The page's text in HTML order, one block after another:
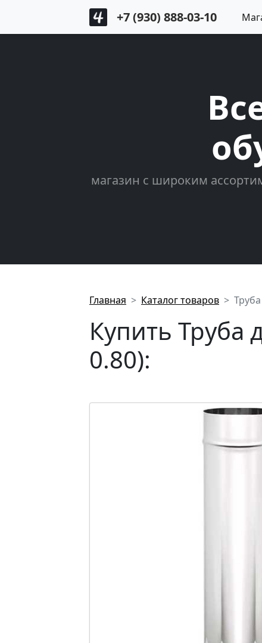
+7 (930) 888-03-10
магазин с широким
Главная Каталог товаров
Купить Труба
0.80):